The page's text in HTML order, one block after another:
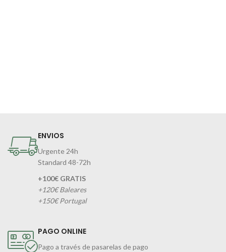
ENVIOS
Urgente 24h
Standard 48-72h
+100€ GRATIS
+120€ Baleares
+150€ Portugal
PAGO ONLINE
Pago a través de pasarelas de pago